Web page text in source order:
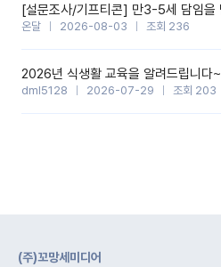
온달 2026-08-03 조회 236
2026년 식생활 교육을 알려드립니다~
dml5128 2026-07-29 조회 203
(주)꼬망세미디어